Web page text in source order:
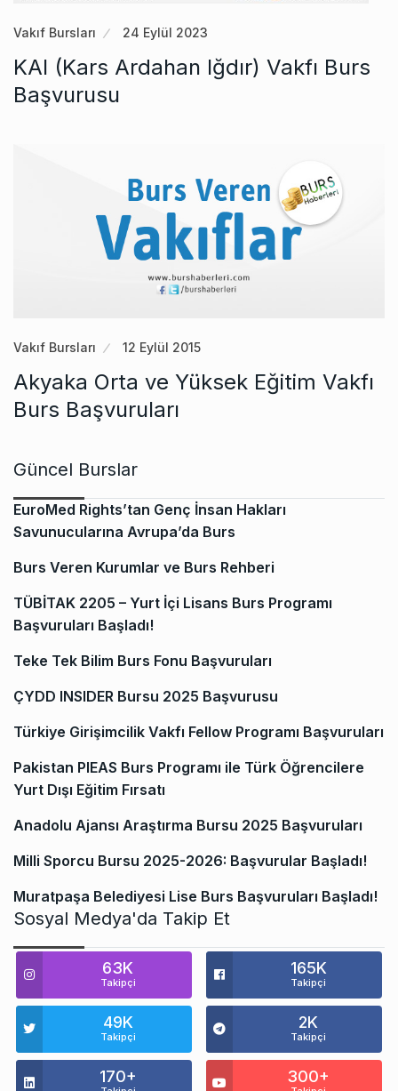
Vakıf Bursları 24 Eylül 2023
KAI (Kars Ardahan Iğdır) Vakfı Burs
Başvurusu
Vakıf Bursları 12 Eylül 2015
Akyaka Orta ve Yüksek Eğitim Vakfı
Burs Başvuruları
Güncel Burslar
EuroMed Rights’tan Genç İnsan Hakları
Savunucularına Avrupa’da Burs
Burs Veren Kurumlar ve Burs Rehberi
TÜBİTAK 2205 – Yurt İçi Lisans Burs Programı
Başvuruları Başladı!
Teke Tek Bilim Burs Fonu Başvuruları
ÇYDD INSIDER Bursu 2025 Başvurusu
Türkiye Girişimcilik Vakfı Fellow Programı Başvuruları
Pakistan PIEAS Burs Programı ile Türk Öğrencilere
Yurt Dışı Eğitim Fırsatı
Anadolu Ajansı Araştırma Bursu 2025 Başvuruları
Milli Sporcu Bursu 2025-2026: Başvurular Başladı!
Muratpaşa Belediyesi Lise Burs Başvuruları Başladı!
Sosyal Medya'da Takip Et
63K
Takipçi
165K
Takipçi
49K
Takipçi
2K
Takipçi
170+ 300+